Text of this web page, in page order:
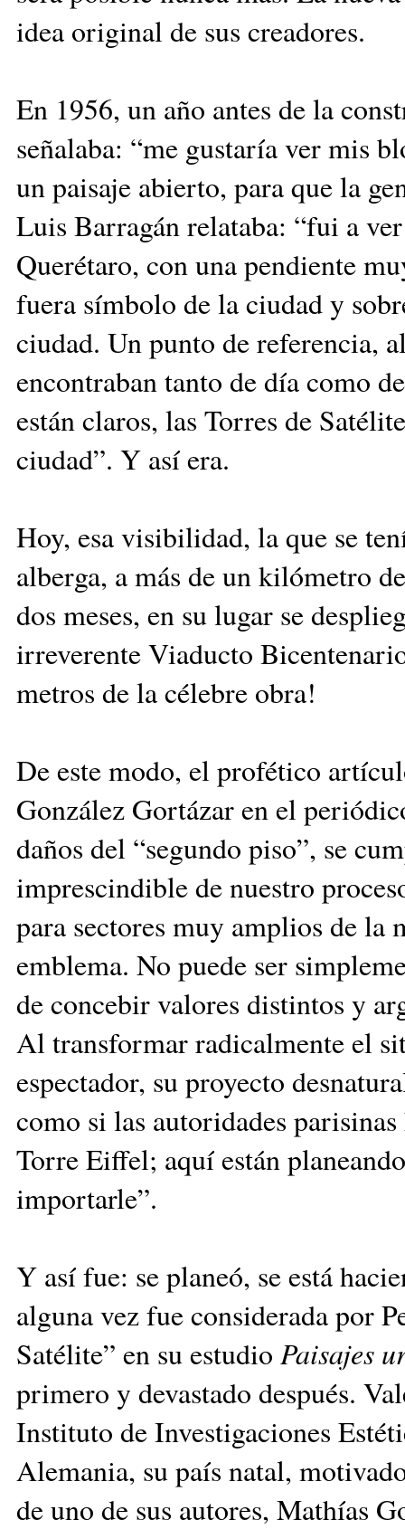
idea original de sus creadores.
En 1956, un año antes de la
señalaba: “me gustaría ver mis
un paisaje abierto, para que la
Luis Barragán relataba: “fui a
Querétaro, con una pendiente
fuera símbolo de la ciudad y
ciudad. Un punto de referencia,
encontraban tanto de día como
están claros, las Torres de
ciudad”. Y así era.
Hoy, esa visibilidad, la que se
alberga, a más de un kilómetro
dos meses, en su lugar se
irreverente Viaducto
metros de la célebre obra!
De este modo, el profético
González Gortázar en el
daños del “segundo piso”, se
imprescindible de nuestro
para sectores muy amplios de
emblema. No puede ser
de concebir valores distintos y
Al transformar radicalmente el
espectador, su proyecto
como si las autoridades
Torre Eiffel; aquí están
importarle”.
Y así fue: se planeó, se está
alguna vez fue considerada por
Satélite” en su estudio Paisajes
primero y devastado después.
Instituto de Investigaciones
Alemania, su país natal,
de uno de sus autores, Mathías